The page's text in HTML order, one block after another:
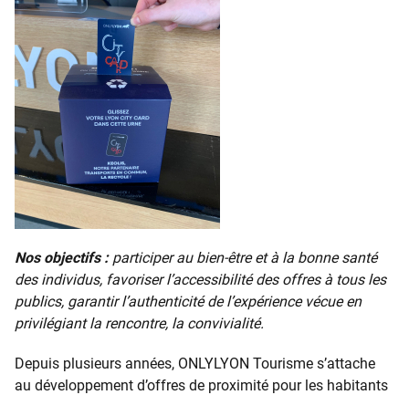
Nos objectifs : participer au bien-être et à la bonne santé
des individus, favoriser l’accessibilité des offres à tous les
publics, garantir l’authenticité de l’expérience vécue en
privilégiant la rencontre, la convivialité.
Depuis plusieurs années, ONLYLYON Tourisme s’attache
au développement d’offres de proximité pour les habitants